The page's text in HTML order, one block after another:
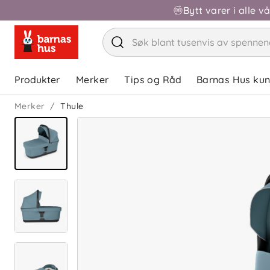
Bytt varer i alle
Produkter Merker Tips og Råd Barnas Hus
Merker Thule